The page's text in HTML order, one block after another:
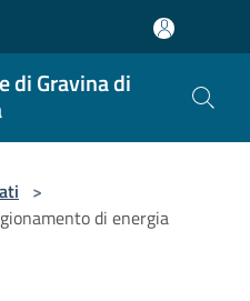
di Gravina di
>
di energia